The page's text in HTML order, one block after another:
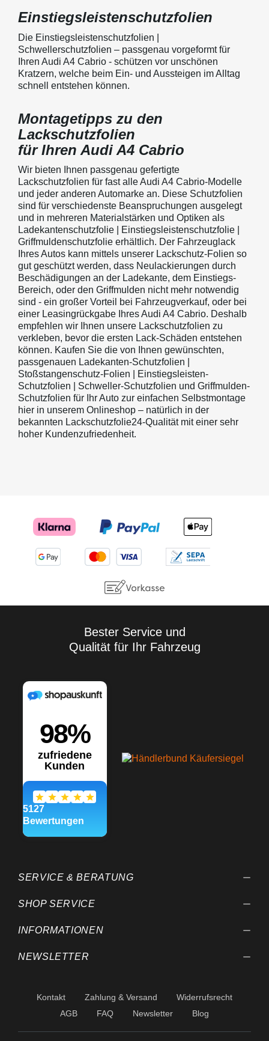
Einstiegsleistenschutzfolien
Die Einstiegsleistenschutzfolien |
Schwellerschutzfolien – passgenau vorgeformt für
Ihren Audi A4 Cabrio - schützen vor unschönen
Kratzern, welche beim Ein- und Aussteigen im Alltag
schnell entstehen können.
Montagetipps zu den
Lackschutzfolien
für Ihren Audi A4 Cabrio
Wir bieten Ihnen passgenau gefertigte
Lackschutzfolien für fast alle Audi A4 Cabrio-Modelle
und jeder anderen Automarke an. Diese Schutzfolien
sind für verschiedenste Beanspruchungen ausgelegt
und in mehreren Materialstärken und Optiken als
Ladekantenschutzfolie | Einstiegsleistenschutzfolie |
Griffmuldenschutzfolie erhältlich. Der Fahrzeuglack
Ihres Autos kann mittels unserer Lackschutz-Folien so
gut geschützt werden, dass Neulackierungen durch
Beschädigungen an der Ladekante, dem Einstiegs-
Bereich, oder den Griffmulden nicht mehr notwendig
sind - ein großer Vorteil bei Fahrzeugverkauf, oder bei
einer Leasingrückgabe Ihres Audi A4 Cabrio. Deshalb
empfehlen wir Ihnen unsere Lackschutzfolien zu
verkleben, bevor die ersten Lack-Schäden entstehen
können. Kaufen Sie die von Ihnen gewünschten,
passgenauen Ladekanten-Schutzfolien |
Stoßstangenschutz-Folien | Einstiegsleisten-
Schutzfolien | Schweller-Schutzfolien und Griffmulden-
Schutzfolien für Ihr Auto zur einfachen Selbstmontage
hier in unserem Onlineshop – natürlich in der
bekannten Lackschutzfolie24-Qualität mit einer sehr
hoher Kundenzufriedenheit.
Bester Service und
Qualität für Ihr Fahrzeug
SERVICE & BERATUNG
SHOP SERVICE
INFORMATIONEN
NEWSLETTER
Kontakt Zahlung & Versand
Widerrufsrecht
AGB
FAQ Newsletter Blog